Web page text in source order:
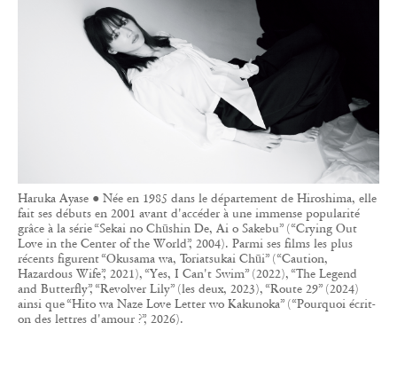
Haruka Ayase ● Née en 1985 dans le département de Hiroshima, elle
fait ses débuts en 2001 avant d'accéder à une immense popularité
grâce à la série “Sekai no Chūshin De, Ai o Sakebu” (“Crying Out
Love in the Center of the World”, 2004). Parmi ses films les plus
récents figurent “Okusama wa, Toriatsukai Chūi” (“Caution,
Hazardous Wife”, 2021), “Yes, I Can't Swim” (2022), “The Legend
and Butterfly”, “Revolver Lily” (les deux, 2023), “Route 29” (2024)
ainsi que “Hito wa Naze Love Letter wo Kakunoka” (“Pourquoi écrit-
on des lettres d'amour ?”, 2026).